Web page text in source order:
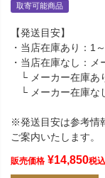
取寄可能商品
【発送目安】
・当店在庫あり：1
・当店在庫なし：
└ メーカー在庫あ
└ メーカー在庫な
※発送目安は参考情
ご案内いたします。
販売価格 ¥14,850税込